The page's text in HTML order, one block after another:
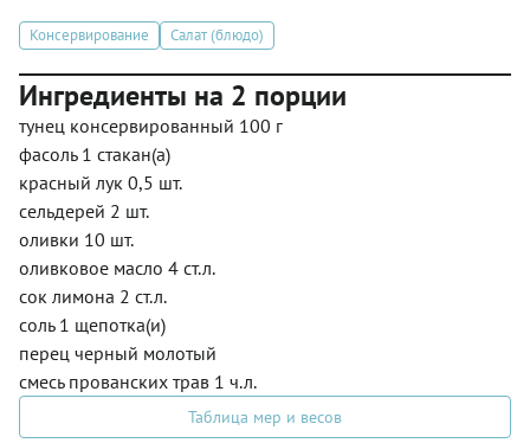
Консервирование Салат (блюдо)
Ингредиенты на 2 порции
тунец консервированный 100 г
фасоль 1 стакан(а)
красный лук 0,5 шт.
сельдерей 2 шт.
оливки 10 шт.
оливковое масло 4 ст.л.
сок лимона 2 ст.л.
соль 1 щепотка(и)
перец черный молотый
смесь прованских трав 1 ч.л.
Таблица мер и весов